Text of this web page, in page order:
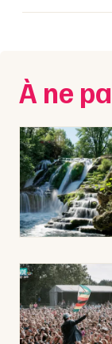
Choisir
Mon
À ne